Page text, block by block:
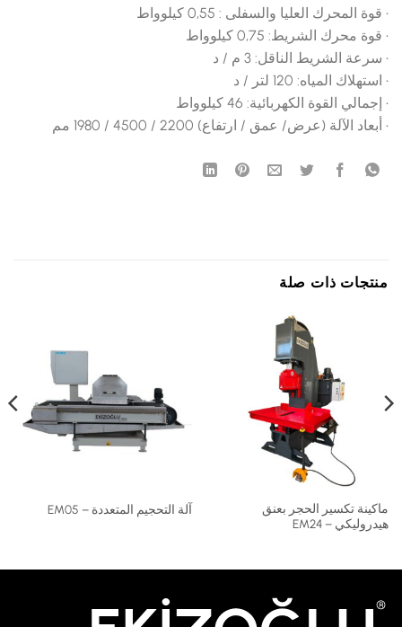
• قوة المحرك العليا والسفلى : 0,55 كيلوواط
• قوة محرك الشريط: 0,75 كيلوواط
• سرعة الشريط الناقل: 3 م / د
• استهلاك المياه: 120 لتر / د
• إجمالي القوة الكهربائية: 46 كيلوواط
• أبعاد الآلة (عرض/ عمق / ارتفاع) 2200 / 4500 / 1980 مم
منتجات ذات صلة
ماكينة تكسير الحجر بعنق
هيدروليكي – EM24
آلة التحجيم المتعددة – EM05